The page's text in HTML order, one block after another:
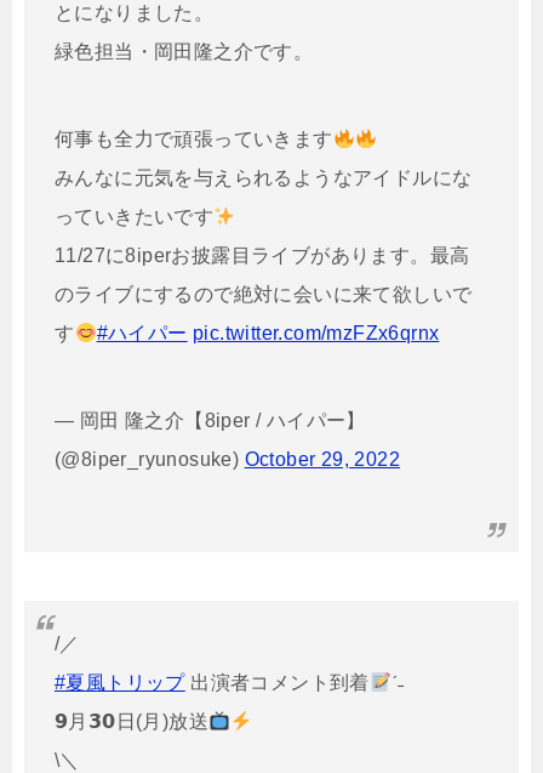
とになりました。
緑色担当・岡田隆之介です。
何事も全力で頑張っていきます
みんなに元気を与えられるようなアイドルにな
っていきたいです
11/27に8iperお披露目ライブがあります。最高
のライブにするので絶対に会いに来て欲しいで
す
#ハイパー pic.twitter.com/mzFZx6qrnx
— 岡田 隆之介【8iper / ハイパー】
(@8iper_ryunosuke) October 29, 2022
/／
#夏風トリップ出演者コメント到着
ˊ˗
𝟵月𝟯𝟬日(月)放送
\＼